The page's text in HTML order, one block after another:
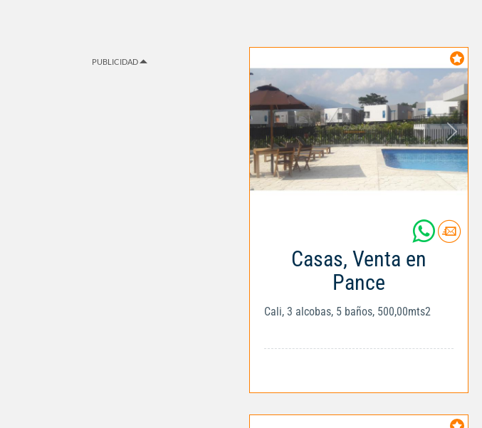
PUBLICIDAD
Casas, Venta en
Pance
Cali, 3 alcobas, 5 baños, 500,00mts2